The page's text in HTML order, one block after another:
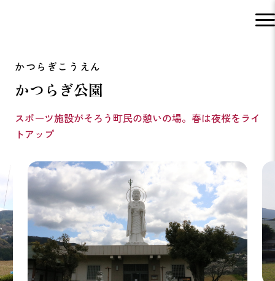
かつらぎ公園
スポーツ施設がそろう町民の憩いの場。春は夜桜をライ
トアップ